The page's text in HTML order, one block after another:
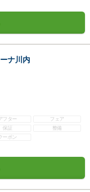
ナ川内
フター
フェア
保証
整備
ーポン